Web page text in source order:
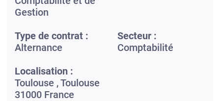
Gestion
Type de contrat :
Alternance
Secteur :
Comptabilité
Localisation :
Toulouse ,Toulouse
31000 France